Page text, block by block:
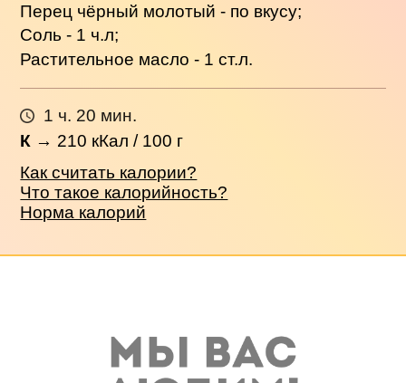
Перец чёрный молотый - по вкусу;
Соль - 1 ч.л;
Растительное масло - 1 ст.л.
1 ч. 20 мин.
К → 210 кКал / 100 г
Как считать калории?
Что такое калорийность?
Норма калорий